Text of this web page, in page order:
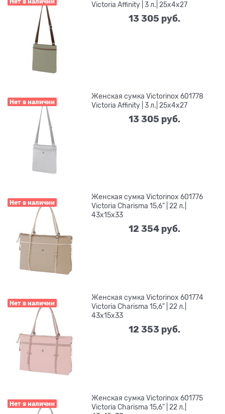
Нет в наличии
Victoria Affinity | 3 л.| 25x4x27
13 305 руб.
Нет в наличии
Женская сумка Victorinox 601778
Victoria Affinity | 3 л.| 25x4x27
13 305 руб.
Нет в наличии
Женская сумка Victorinox 601776
Victoria Charisma 15,6” | 22 л.|
43x15x33
12 354 руб.
Нет в наличии
Женская сумка Victorinox 601774
Victoria Charisma 15,6” | 22 л.|
43x15x33
12 353 руб.
Нет в наличии
Женская сумка Victorinox 601775
Victoria Charisma 15,6” | 22 л.|